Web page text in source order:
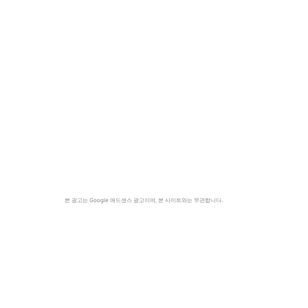
본 광고는 Google 애드센스 광고이며, 본 사이트와는 무관합니다.